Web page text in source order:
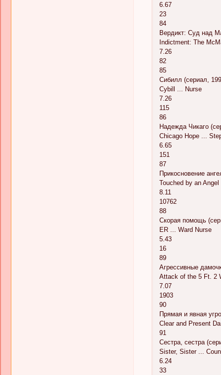
6.67
23
84
Вердикт: Суд над
Indictment: The
7.26
82
85
Сибилл (сериал,
Cybill ... Nurse
7.26
115
86
Надежда Чикаго
Chicago Hope ...
6.65
151
87
Прикосновение
Touched by an
8.11
10762
88
Скорая помощь
ER ... Ward Nurse
5.43
16
89
Агрессивные
Attack of the 5 Ft. 2
7.07
1903
90
Прямая и явная
Clear and Present
91
Сестра, сестра
Sister, Sister ...
6.24
33